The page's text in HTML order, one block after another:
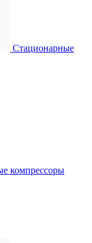
Стационарные
компрессоры